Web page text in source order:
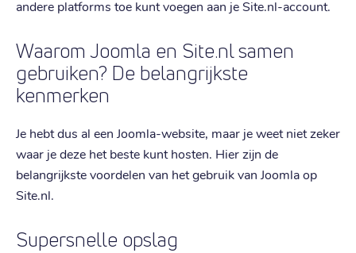
andere platforms toe kunt voegen aan je Site.nl-account.
Waarom Joomla en Site.nl samen
gebruiken? De belangrijkste
kenmerken
Je hebt dus al een Joomla-website, maar je weet niet zeker
waar je deze het beste kunt hosten. Hier zijn de
belangrijkste voordelen van het gebruik van Joomla op
Site.nl.
Supersnelle opslag